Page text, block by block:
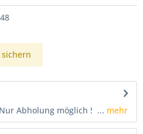
Abholung möglich ! ... mehr